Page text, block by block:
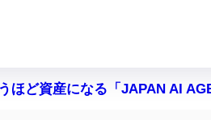
ほど資産になる「JAPAN AI